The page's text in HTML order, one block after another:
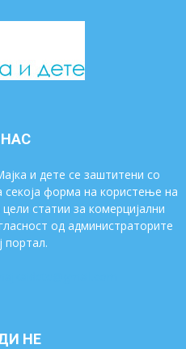
и дете се заштитени со
секоја форма на користење на
статии за комерцијални
од администраторите
портал.
НЕ